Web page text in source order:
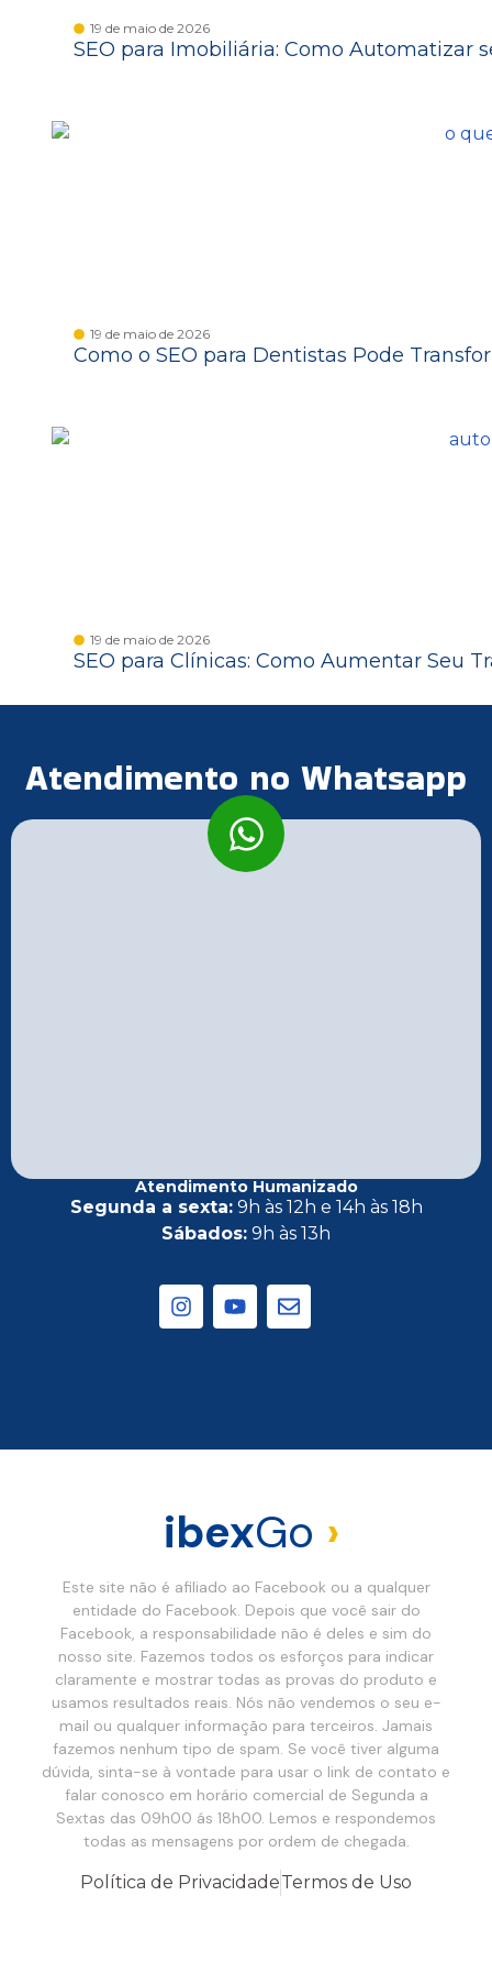
19 de maio de 2026
SEO para Imobiliária: Como Automatizar
19 de maio de 2026
Como o SEO para Dentistas Pode
19 de maio de 2026
SEO para Clínicas: Como Aumentar Seu
Atendimento no Whatsapp
Atendimento Humanizado
Segunda a sexta:9h às 12h e 14h às 18h
Sábados: 9h às 13h
ibexGo ›
Este site não é afiliado ao Facebook ou a qualquer
entidade do Facebook. Depois que você sair do
Facebook, a responsabilidade não é deles e sim do
nosso site. Fazemos todos os esforços para indicar
claramente e mostrar todas as provas do produto e
usamos resultados reais. Nós não vendemos o seu e-
mail ou qualquer informação para terceiros. Jamais
fazemos nenhum tipo de spam. Se você tiver alguma
dúvida, sinta-se à vontade para usar o link de contato e
falar conosco em horário comercial de Segunda a
Sextas das 09h00 ás 18h00. Lemos e respondemos
todas as mensagens por ordem de chegada.
Política de PrivacidadeTermos de Uso